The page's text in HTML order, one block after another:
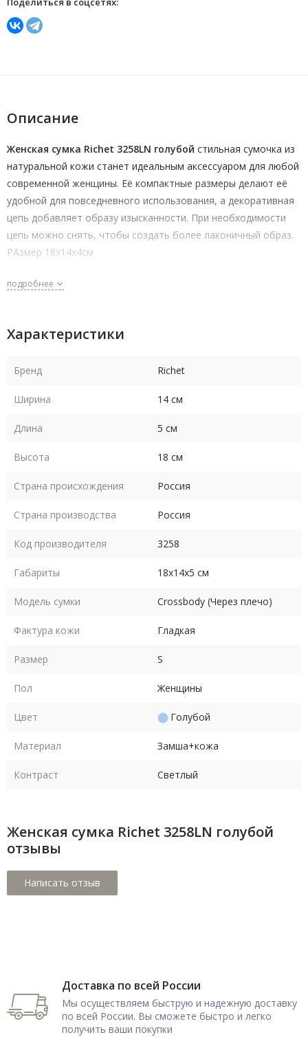
Описание
Женская сумка Richet 3258LN голубой стильная сумочка из
натуральной кожи станет идеальным аксессуаром для любой
современной женщины. Её компактные размеры делают её
удобной для повседневного использования, а декоративная
цепь добавляет образу изысканности. При необходимости
цепь можно снять, чтобы создать более лаконичный образ.
РАзмер 18х14х4см
подробнее
Характеристики
Бренд Richet
Ширина 14 см
Длина 5 см
Высота 18 см
Страна происхождения Россия
Страна производства Россия
Код производителя 3258
Габариты 18х14х5 см
Модель сумки Crossbody (Через плечо)
Фактура кожи Гладкая
Размер S
Пол Женщины
Цвет Голубой
Материал Замша+кожа
Контраст Светлый
Женская сумка Richet 3258LN голубой
отзывы
Доставка по всей России
Мы осуществляем быструю и надежную доставку
по всей России. Вы сможете быстро и легко
получить ваши покупки